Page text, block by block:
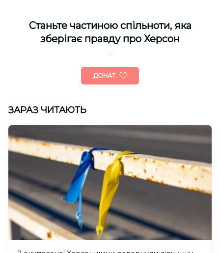
Cтаньте частиною спільноти, яка
зберігає правду про Херсон
ДОНАТ
ЗАРАЗ ЧИТАЮТЬ